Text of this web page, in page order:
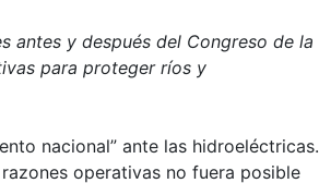
antes y después del Congreso de la
para proteger ríos y
nacional” ante las hidroeléctricas.
operativas no fuera posible